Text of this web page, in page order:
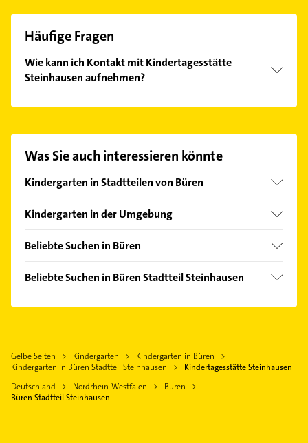
Häufige Fragen
Wie kann ich Kontakt mit Kindertagesstätte
Steinhausen aufnehmen?
finden Sie alleKontaktdaten.
Was Sie auch interessieren könnte
Kindergarten in Stadtteilen von Büren
Ahden
Kindergarten in der Umgebung
Geseke
Salzkotten
Lippstadt
Borchen
Warstein
Beliebte Suchen in Büren
Immobilien
Rechtsanwalt
Elektriker
Elektro Reparatur
Beliebte Suchen in Büren Stadtteil Steinhausen
Elektro Reparatur
Gelbe Seiten Kindergarten
Kindergarten in Büren
Kindergarten in Büren Stadtteil Steinhausen
Kindertagesstätte Steinhausen
Deutschland
Nordrhein-Westfalen
Büren
Büren Stadtteil Steinhausen